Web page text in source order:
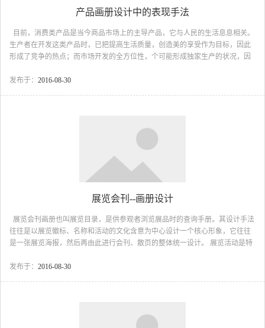
产品画册设计中的表现手法
目前，消费类产品是当今商品市场上的主导产品，它与人民的生活息息相关。
生产者在开发这类产品时，已把提高生活质量，创造美的享受作为目标，因此
形成了竞争的热点；而市场开发的全方位性，个可能形成独家生产的状况，因
来说，相应地就要求创意出新，制作精良。因此对于设计师来说，也就提出了
发布于： 2016-08-30
展览会刊--画册设计
展览会刊画册也叫展览目录，是供参观者浏览展品时的查询手册。其设计手法
往往是以展览徽标、名称和活动的文化含意为中心设计一个核心形象，它往往
是一张展览海报，然后再由此进行会刊、散页的整体统一设计。 展览活动是特
后再嵌入当地文化的艺术表现特色，从而烘托出特定的气氛。这其中要注意的
发布于： 2016-08-30